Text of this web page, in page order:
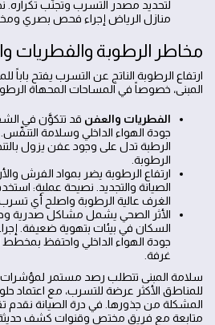
لتحديد مصدر التسرب وتجنّب
منازل الرياض إجراء فحص بصري ومخبري
مخاطر الرطوبة والفطريات
ارتفاع الرطوبة الناتج عن التسرب يفتح باباً
المبنى، خصوصاً في المساحات المحهاة
الفطريات والعفن قد تتكوَّن في
جودة الهواء الداخلي وسلامة التنفّس.
الرطبة تدل على وجود عفن يزول
الرطوبة.
ارتفاع الرطوبة يضر بمواد الفرش
الصيانة والتجديد. نصيحة عملية:
الغرف عالية الرطوبة واصلح أي تسرب
الأثر الصحي يشمل مشاكل صدرية
السكان في بيئات بتهوية ضعيفة.
جودة الهواء الداخلي واحتفظ
غرفة.
سلامة المبنى تتطلب رصد مستمر لمؤشرات
للمناطق الأكثر عرضة للتسرب، مع اعتماد
المشكلة من جذورها. في درة الصيانة نقدم
متابعة مع فريق مختص وقنوات كشف حديثة